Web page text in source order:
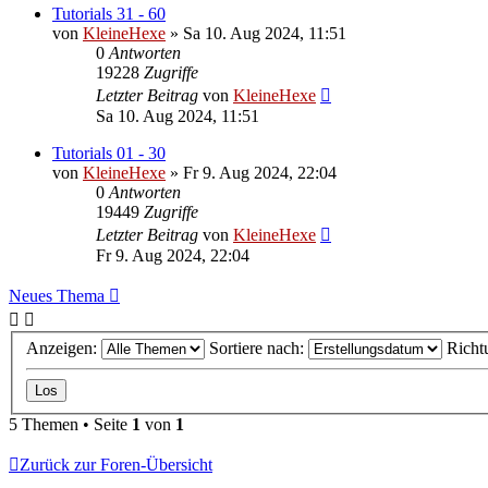
Tutorials 31 - 60
von KleineHexe » Sa 10. Aug 2024, 11:51
0 Antworten
19228 Zugriffe
Letzter Beitrag von KleineHexe
Sa 10. Aug 2024, 11:51
Tutorials 01 - 30
von KleineHexe » Fr 9. Aug 2024, 22:04
0 Antworten
19449 Zugriffe
Letzter Beitrag von KleineHexe
Fr 9. Aug 2024, 22:04
Neues Thema
Anzeigen: Sortiere nach:
5 Themen • Seite 1 von 1
Zurück zur Foren-Übersicht